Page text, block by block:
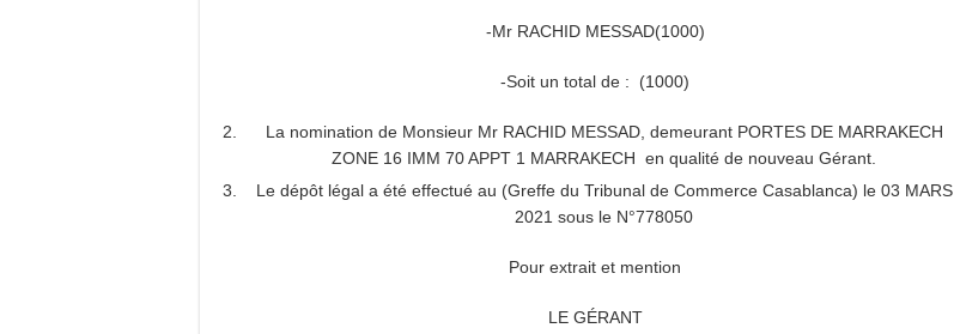
-Mr RACHID MESSAD(1000)
-Soit un total de : (1000)
La nomination de Monsieur Mr RACHID MESSAD, demeurant PORTES DE MARRAKECH
ZONE 16 IMM 70 APPT 1 MARRAKECH en qualité de nouveau Gérant.
Le dépôt légal a été effectué au (Greffe du Tribunal de Commerce Casablanca) le 03 MARS
2021 sous le N°778050
Pour extrait et mention
LE GÉRANT